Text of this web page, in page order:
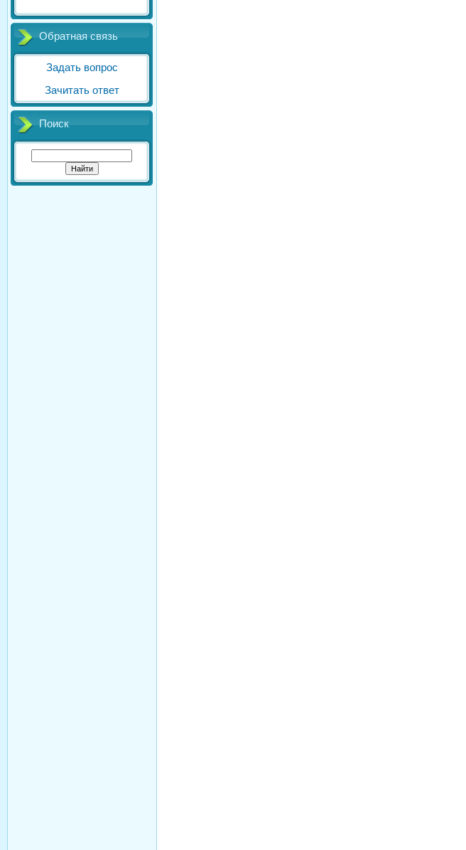
Обратная связь
Задать вопрос
Зачитать ответ
Поиск